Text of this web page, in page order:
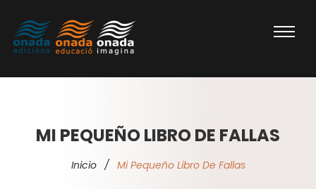
MI PEQUEÑO LIBRO DE FALLAS
Inicio / Mi Pequeño Libro De Fallas